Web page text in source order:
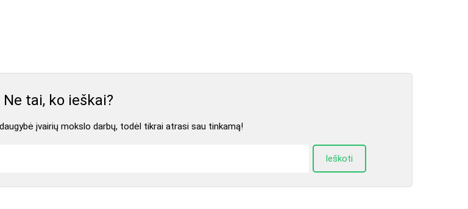
Ne tai, ko ieškai?
įvairių mokslo darbų, todėl tikrai atrasi sau tinkamą!
Ieškoti